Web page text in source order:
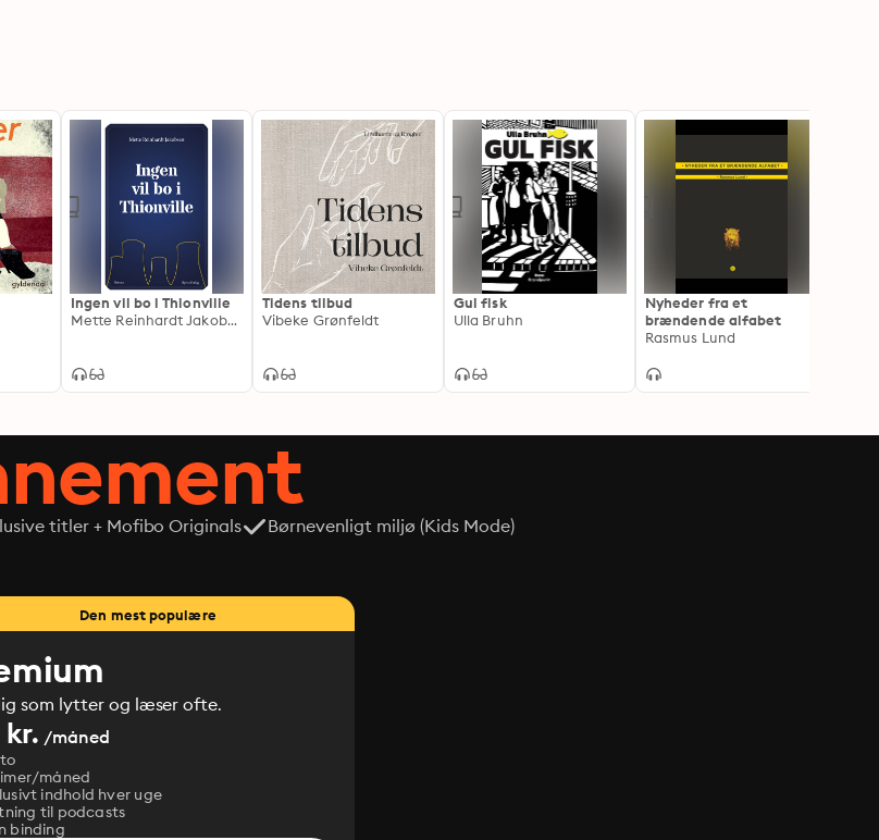
Ingen vil bo i Thionville
Mette Reinhardt Jakobsen
Tidens tilbud
Vibeke Grønfeldt
Gul fisk
Ulla Bruhn
Nyheder fra et
brændende alfabet
Rasmus Lund
titler + Mofibo Originals
Børnevenligt miljø (Kids Mode)
Den mest populære
som lytter og læser ofte.
kr. /måned
måned
indhold hver uge
til podcasts
binding